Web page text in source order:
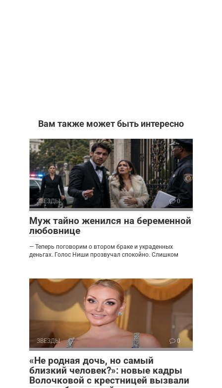
Вам также может быть интересно
ЗВЕЗДЫ 0
Муж тайно женился на беременной
любовнице
— Теперь поговорим о втором браке и украденных
деньгах. Голос Ниши прозвучал спокойно. Слишком
ЗВЕЗДЫ 0
«Не родная дочь, но самый
близкий человек?»: новые кадры
Волочковой с крестницей вызвали